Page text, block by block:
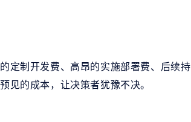
定制开发费、高昂的实施部署费、后续持
的成本，让决策者犹豫不决。